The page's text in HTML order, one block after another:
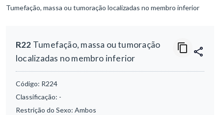
Tumefação, massa ou tumoração localizadas no membro inferior
R22 Tumefação, massa ou tumoração
localizadas no membro inferior
Código: R224
Classificação: -
Restrição do Sexo: Ambos